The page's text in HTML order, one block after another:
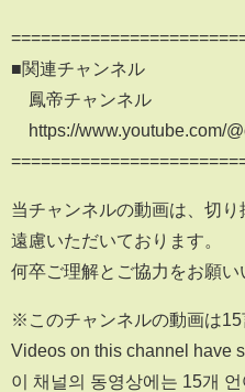
■関連チャンネル
鳳帝チャンネル
https://www.youtube.com/
当チャンネルの動画は、切
遠慮いただいております。
何卒ご理解とご協力をお願い
※このチャンネルの動画は
Videos on this channel have
이 채널의 동영상에는 15개